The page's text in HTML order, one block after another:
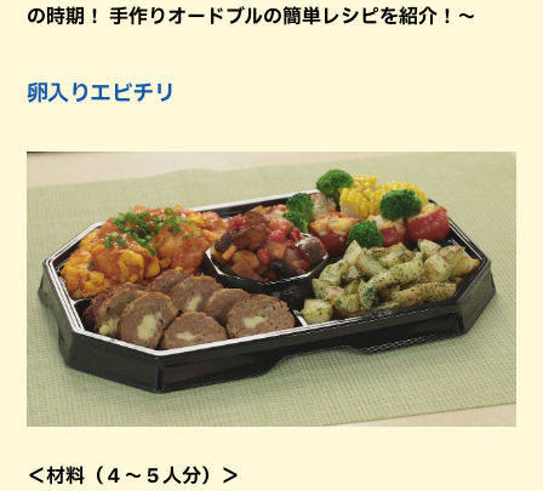
の時期！ 手作りオードブルの簡単レシピを紹介！～
卵入りエビチリ
＜材料（４～５人分）＞